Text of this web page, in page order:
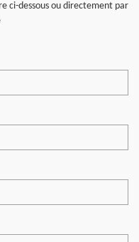
ci-dessous ou directement par